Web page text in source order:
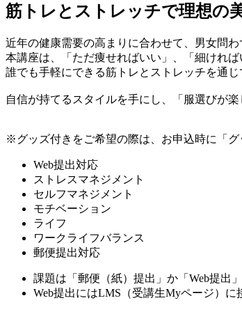
筋トレとストレッチで理想の
近年の健康需要の高まりに合わせて、男女問
本講座は、「ただ痩せればいい」、「細けれ
誰でも手軽にできる筋トレとストレッチを通
自信が持てるスタイルを手にし、「服選びが
※グッズ付きをご希望の際は、お申込時に「グ
Web提出対応
ストレスマネジメント
セルフマネジメント
モチベーション
ライフ
ワークライフバランス
郵便提出対応
課題は「郵便（紙）提出」か「Web提出
Web提出にはLMS（受講生Myページ）